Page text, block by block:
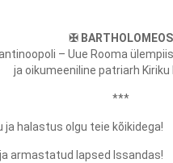
✠ BARTHOLOMEOS
– Uue Rooma
ja oikumeeniline patriarh Kiriku
***
halastus olgu teie kõikidega!
armastatud lapsed Issandas!